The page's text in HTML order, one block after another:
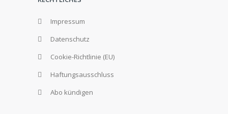
Impressum
Datenschutz
Cookie-Richtlinie (EU)
Haftungsausschluss
Abo kündigen